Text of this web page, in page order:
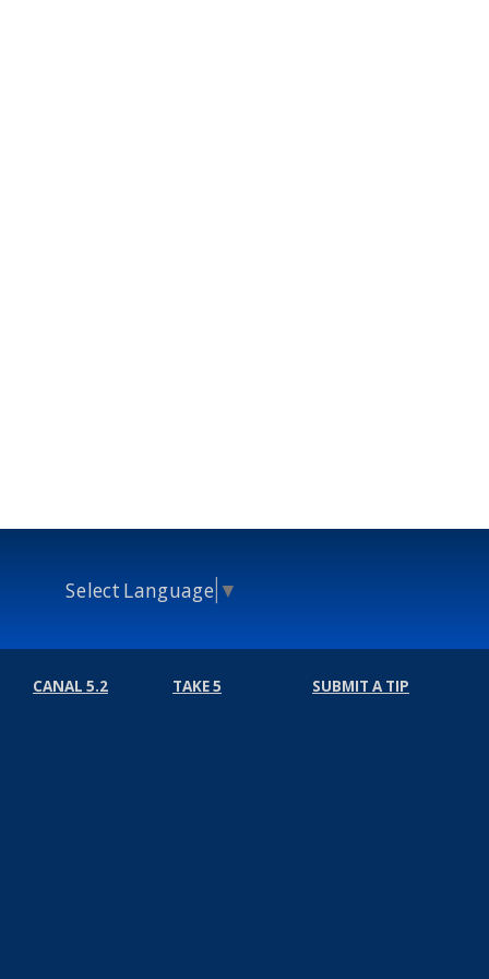
Select Language ▼
CANAL 5.2 TAKE 5 SUBMIT A TIP